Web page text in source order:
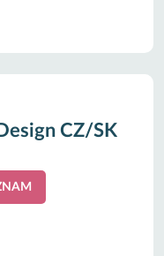
CZ/SK